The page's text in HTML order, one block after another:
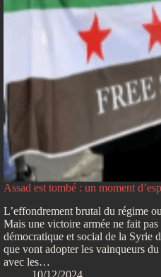
Assad est tombé : un moment
L’effondrement brutal du régime
Mais une victoire armée ne fait
démocratique et social de la Syrie
que vont adopter les vainqueurs
avec les…